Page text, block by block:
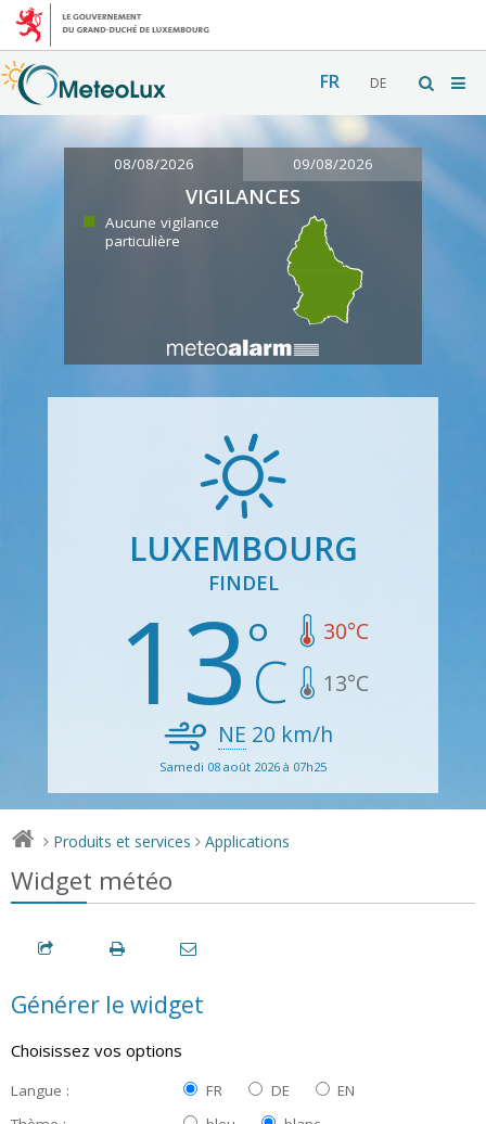
FR DE
08/08/2026 09/08/2026
VIGILANCES
Aucune vigilance
particulière
LUXEMBOURG
FINDEL
13 30°C
13°C
NE 20 km/h
Samedi 08 août 2026 à 07h25
> Produits et services > Applications
Widget météo
Générer le widget
Choisissez vos options
Langue : FR DE
EN